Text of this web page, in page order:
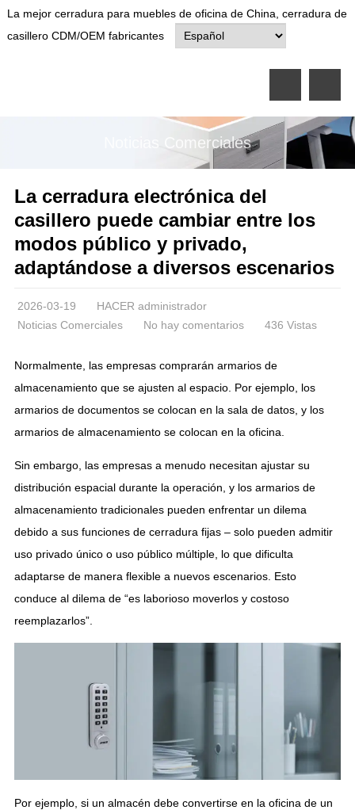
La mejor cerradura para muebles de oficina de China, cerradura de
casillero CDM/OEM fabricantes
Noticias Comerciales
La cerradura electrónica del
casillero puede cambiar entre los
modos público y privado,
adaptándose a diversos escenarios
2026-03-19
HACER administrador
Noticias Comerciales
No hay comentarios 436 Vistas
Normalmente, las empresas comprarán armarios de
almacenamiento que se ajusten al espacio. Por ejemplo, los
armarios de documentos se colocan en la sala de datos, y los
armarios de almacenamiento se colocan en la oficina.
Sin embargo, las empresas a menudo necesitan ajustar su
distribución espacial durante la operación, y los armarios de
almacenamiento tradicionales pueden enfrentar un dilema
debido a sus funciones de cerradura fijas – solo pueden admitir
uso privado único o uso público múltiple, lo que dificulta
adaptarse de manera flexible a nuevos escenarios. Esto
conduce al dilema de “es laborioso moverlos y costoso
reemplazarlos”.
Por ejemplo, si un almacén debe convertirse en la oficina de un